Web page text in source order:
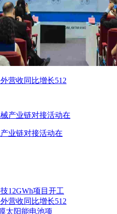
营收同比增长512
业链对接活动在
12GWh项目开工
营收同比增长512
太阳能电池项